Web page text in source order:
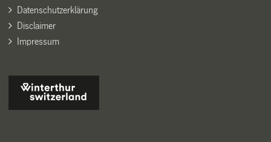
Datenschutzerklärung
Disclaimer
Impressum